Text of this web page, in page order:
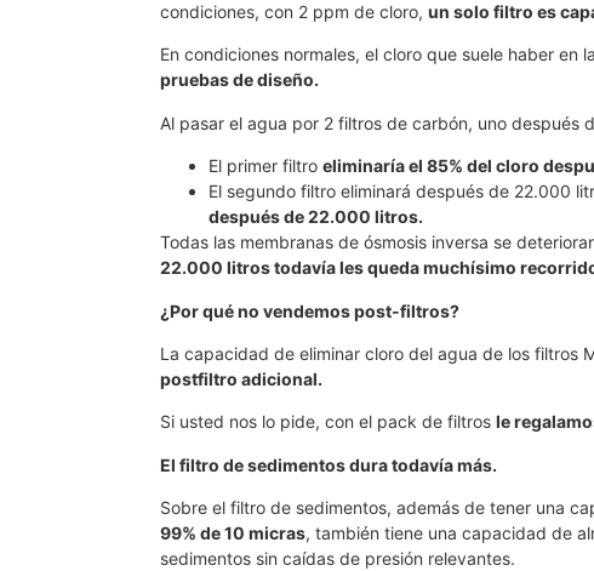
condiciones, con 2 ppm de cloro, un solo filtro es
En condiciones normales, el cloro que suele haber en
pruebas de diseño.
Al pasar el agua por 2 filtros de carbón, uno después
El primer filtro eliminaría el 85% del cloro
El segundo filtro eliminará después de 22.000
después de 22.000 litros.
Todas las membranas de ósmosis inversa se
22.000 litros todavía les queda muchísimo
¿Por qué no vendemos post-filtros?
La capacidad de eliminar cloro del agua de los filtros
postfiltro adicional.
Si usted nos lo pide, con el pack de filtros le
El filtro de sedimentos dura todavía más.
Sobre el filtro de sedimentos, además de tener una
99% de 10 micras, también tiene una capacidad de
sedimentos sin caídas de presión relevantes.